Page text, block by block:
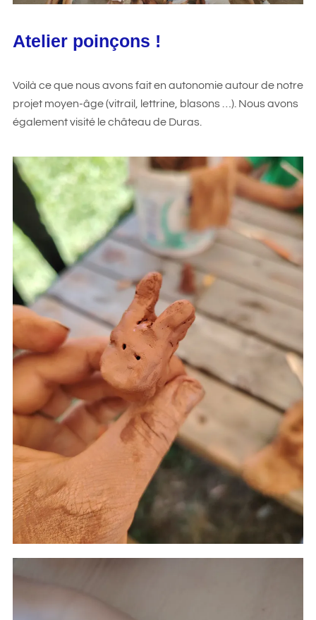
Atelier poinçons !
Voilà ce que nous avons fait en autonomie autour de notre
projet moyen-âge (vitrail, lettrine, blasons …). Nous avons
également visité le château de Duras.